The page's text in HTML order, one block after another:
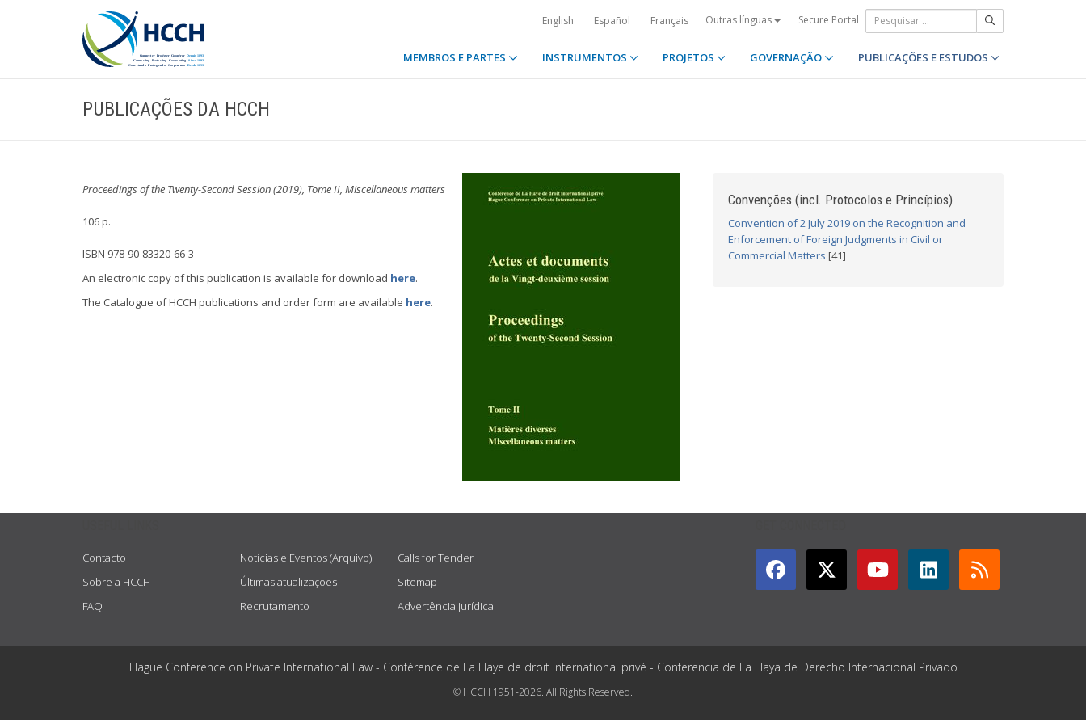
English Español Français Outras línguas Secure Portal
MEMBROS E PARTES INSTRUMENTOS PROJETOS GOVERNAÇÃO PUBLICAÇÕES E ESTUDOS
PUBLICAÇÕES DA HCCH
Proceedings of the Twenty-Second Session (2019), Tome II, Miscellaneous matters
106 p.
ISBN 978-90-83320-66-3
An electronic copy of this publication is available for download here.
The Catalogue of HCCH publications and order form are available here.
Convenções (incl. Protocolos e Princípios)
Convention of 2 July 2019 on the Recognition and
Enforcement of Foreign Judgments in Civil or
Commercial Matters [41]
Contacto
Sobre a HCCH
FAQ
Notícias e Eventos (Arquivo)
Últimas atualizações
Recrutamento
Calls for Tender
Sitemap
Advertência jurídica
Hague Conference on Private International Law - Conférence de La Haye de droit international privé - Conferencia de La Haya de Derecho Internacional Privado
© HCCH 1951-2026. All Rights Reserved.